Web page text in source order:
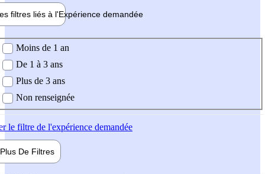
filtres liés à l'Expérience demandée
demandée
Moins de 1 an
De 1 à 3 ans
Plus de 3 ans
Non renseignée
le filtre de l'expérience demandée
Plus De Filtres